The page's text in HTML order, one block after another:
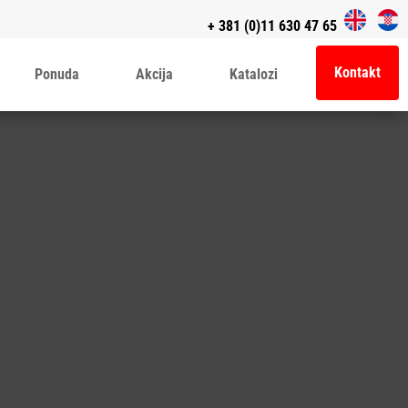
+ 381 (0)11 630 47 65
Ponuda Akcija Katalozi Kontakt